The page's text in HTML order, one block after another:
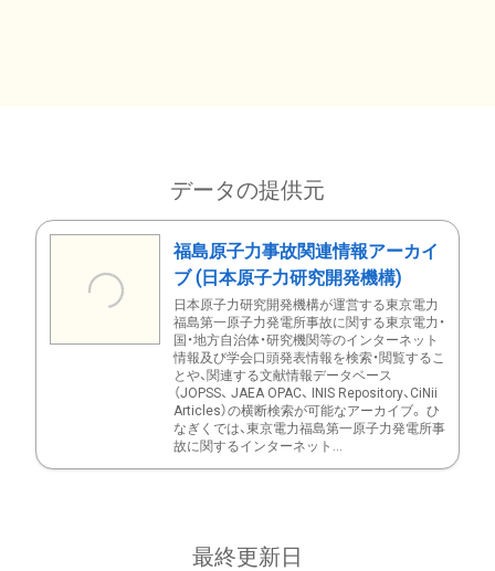
データの提供元
福島原子力事故関連情報アーカイ
ブ (日本原子力研究開発機構)
日本原子力研究開発機構が運営する東京電力
福島第一原子力発電所事故に関する東京電力・
国・地方自治体・研究機関等のインターネット
情報及び学会口頭発表情報を検索・閲覧するこ
とや、関連する文献情報データベース
（JOPSS、 JAEA OPAC、 INIS Repository、CiNii
Articles）の横断検索が可能なアーカイブ。 ひ
なぎくでは、東京電力福島第一原子力発電所事
故に関するインターネット...
最終更新日